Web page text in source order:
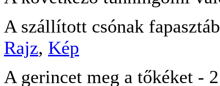
A szállított csónak
Rajz, Kép
A gerincet meg a tőkéket -